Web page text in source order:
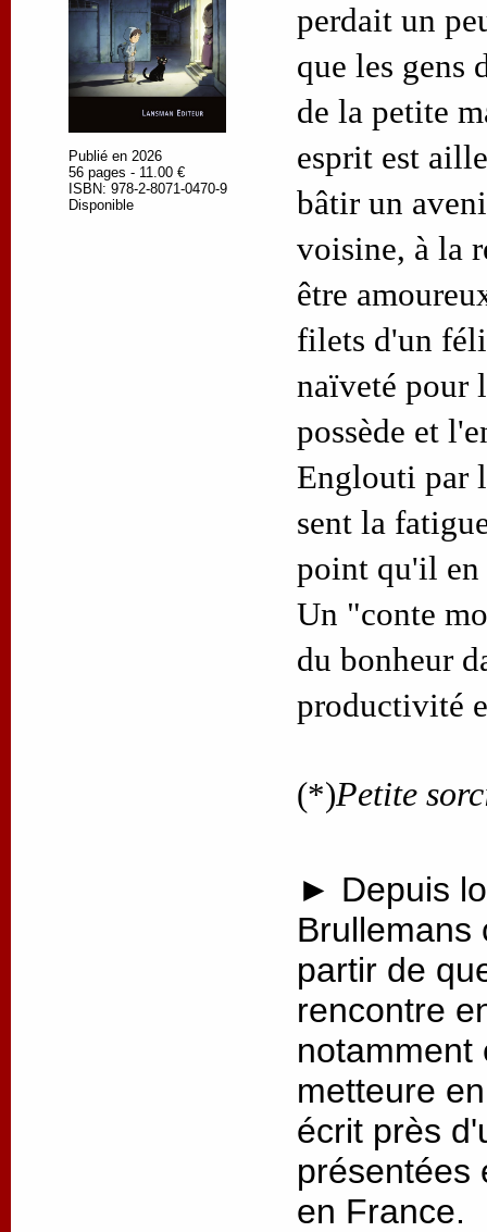
Publié en 2026
56 pages - 11.00 €
ISBN: 978-2-8071-0470-9
Disponible
perdait un
que les gens
de la petite
esprit est
bâtir un
voisine, à la
être
filets d'un
naïveté pour
possède et
Englouti par
sent la
point qu'il en
Un "conte
du bonheur
productivité
(*)Petite
► Depuis
Brullemans
partir de
rencontre
notamment
metteure
écrit près
présentées
en France.